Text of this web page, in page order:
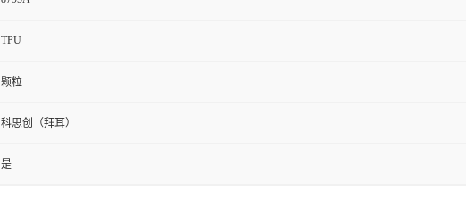
TPU
颗粒
科思创（拜耳）
是